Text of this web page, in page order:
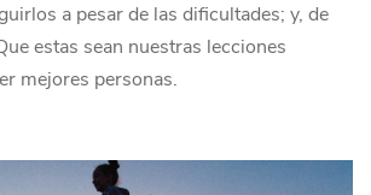
a pesar de las dificultades; y, de
estas sean nuestras lecciones
mejores personas.